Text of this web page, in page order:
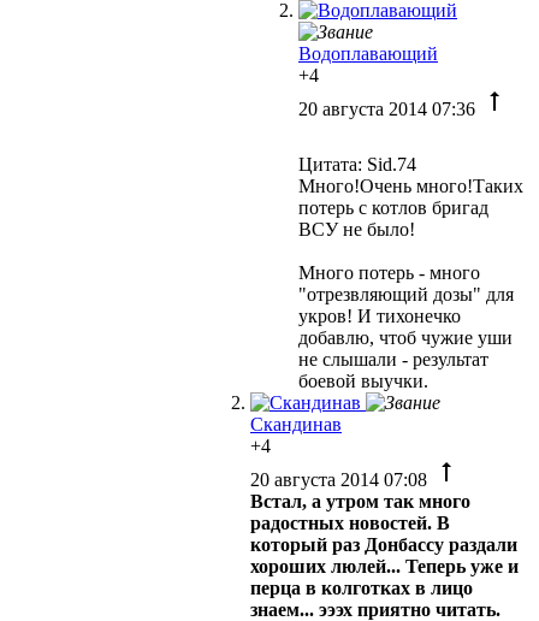
Водоплавающий
+4
20 августа 2014 07:36
Цитата: Sid.74
Много!Очень много!Таких
потерь с котлов бригад
ВСУ не было!
Много потерь - много
"отрезвляющий дозы" для
укров! И тихонечко
добавлю, чтоб чужие уши
не слышали - результат
боевой выучки.
Скандинав
+4
20 августа 2014 07:08
Встал, а утром так много
радостных новостей. В
который раз Донбассу раздали
хороших люлей... Теперь уже и
перца в колготках в лицо
знаем... эээх приятно читать.